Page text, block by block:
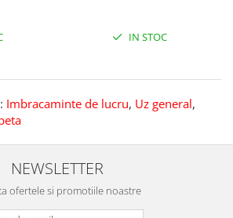
IN STOC
: Imbracaminte de lucru, Uz general,
NEWSLETTER
ofertele si promotiile noastre